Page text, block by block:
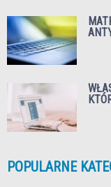
POPULARNE